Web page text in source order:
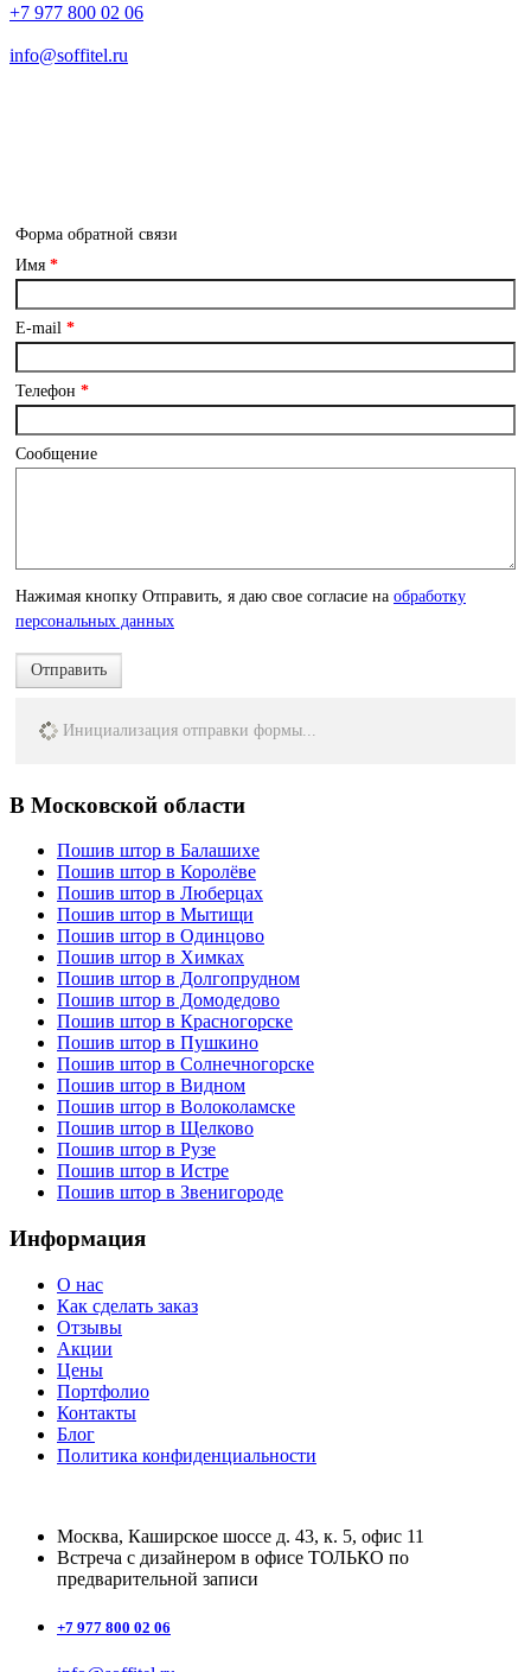
+7 977 800 02 06
info@soffitel.ru
Форма обратной связи
Имя *
E-mail *
Телефон *
Сообщение
Нажимая кнопку Отправить, я даю свое согласие на обработку
персональных данных
Отправить
Инициализация отправки формы...
В Московской области
Пошив штор в Балашихе
Пошив штор в Королёве
Пошив штор в Люберцах
Пошив штор в Мытищи
Пошив штор в Одинцово
Пошив штор в Химках
Пошив штор в Долгопрудном
Пошив штор в Домодедово
Пошив штор в Красногорскe
Пошив штор в Пушкино
Пошив штор в Солнечногорскe
Пошив штор в Видном
Пошив штор в Волоколамске
Пошив штор в Щелково
Пошив штор в Рузе
Пошив штор в Истре
Пошив штор в Звенигороде
Информация
О нас
Как сделать заказ
Отзывы
Акции
Цены
Портфолио
Контакты
Блог
Политика конфиденциальности
Москва, Каширское шоссе д. 43, к. 5, офис 11
Встреча с дизайнером в офисе ТОЛЬКО по
предварительной записи
+7 977 800 02 06